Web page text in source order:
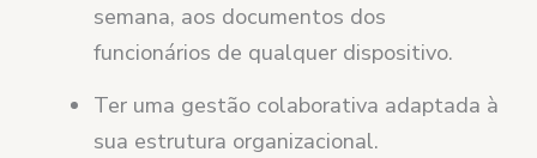
semana, aos documentos dos
funcionários de qualquer dispositivo.
Ter uma gestão colaborativa adaptada à
sua estrutura organizacional.